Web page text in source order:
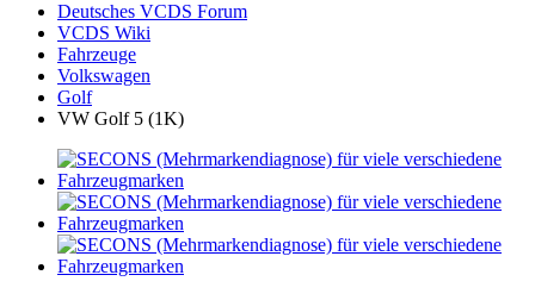
Deutsches VCDS Forum
VCDS Wiki
Fahrzeuge
Volkswagen
Golf
VW Golf 5 (1K)